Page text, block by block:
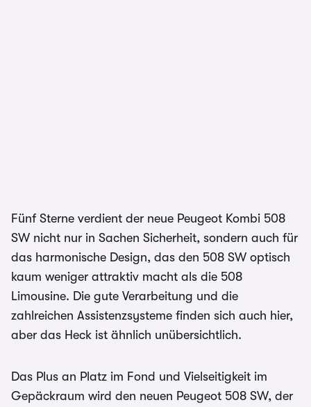
Fünf Sterne verdient der neue Peugeot Kombi 508
SW nicht nur in Sachen Sicherheit, sondern auch für
das harmonische Design, das den 508 SW optisch
kaum weniger attraktiv macht als die 508
Limousine. Die gute Verarbeitung und die
zahlreichen Assistenzsysteme finden sich auch hier,
aber das Heck ist ähnlich unübersichtlich.
Das Plus an Platz im Fond und Vielseitigkeit im
Gepäckraum wird den neuen Peugeot 508 SW, der